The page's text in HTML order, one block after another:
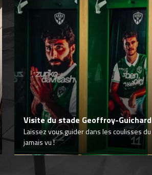
Visite du stade Geoffroy-Guichard
Laissez vous guider dans les coulisses
jamais vu !